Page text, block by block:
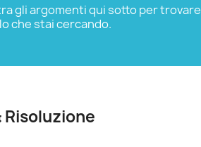
gli argomenti qui sotto per trovare
che stai cercando.